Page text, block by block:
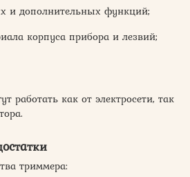
и дополнительных функций;
корпуса прибора и лезвий;
работать как от электросети, так
триммера: